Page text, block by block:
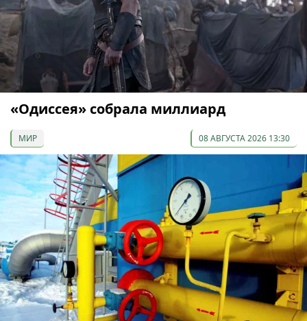
«Одиссея» собрала миллиард
МИР 08 АВГУСТА 2026 13:30